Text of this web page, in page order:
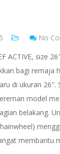
No
ACTIVE, size
bagi remaja
di ukuran 26″.
model
belakang.
membantu